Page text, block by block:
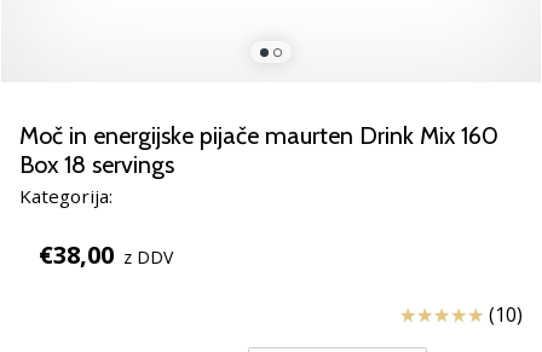
mi?
Pridruži
se
kot
brend
Moč in energijske pijače maurten Drink Mix 160
Box 18 servings
Kategorija:
€38,00 z DDV
Ocena izdelka
(10)